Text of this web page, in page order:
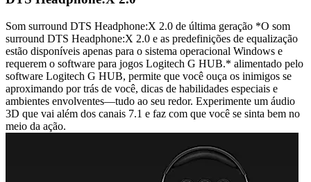
Som surround DTS Headphone:X 2.0 de última geração *O som
surround DTS Headphone:X 2.0 e as predefinições de equalização
estão disponíveis apenas para o sistema operacional Windows e
requerem o software para jogos Logitech G HUB.* alimentado pelo
software Logitech G HUB, permite que você ouça os inimigos se
aproximando por trás de você, dicas de habilidades especiais e
ambientes envolventes—tudo ao seu redor. Experimente um áudio
3D que vai além dos canais 7.1 e faz com que você se sinta bem no
meio da ação.